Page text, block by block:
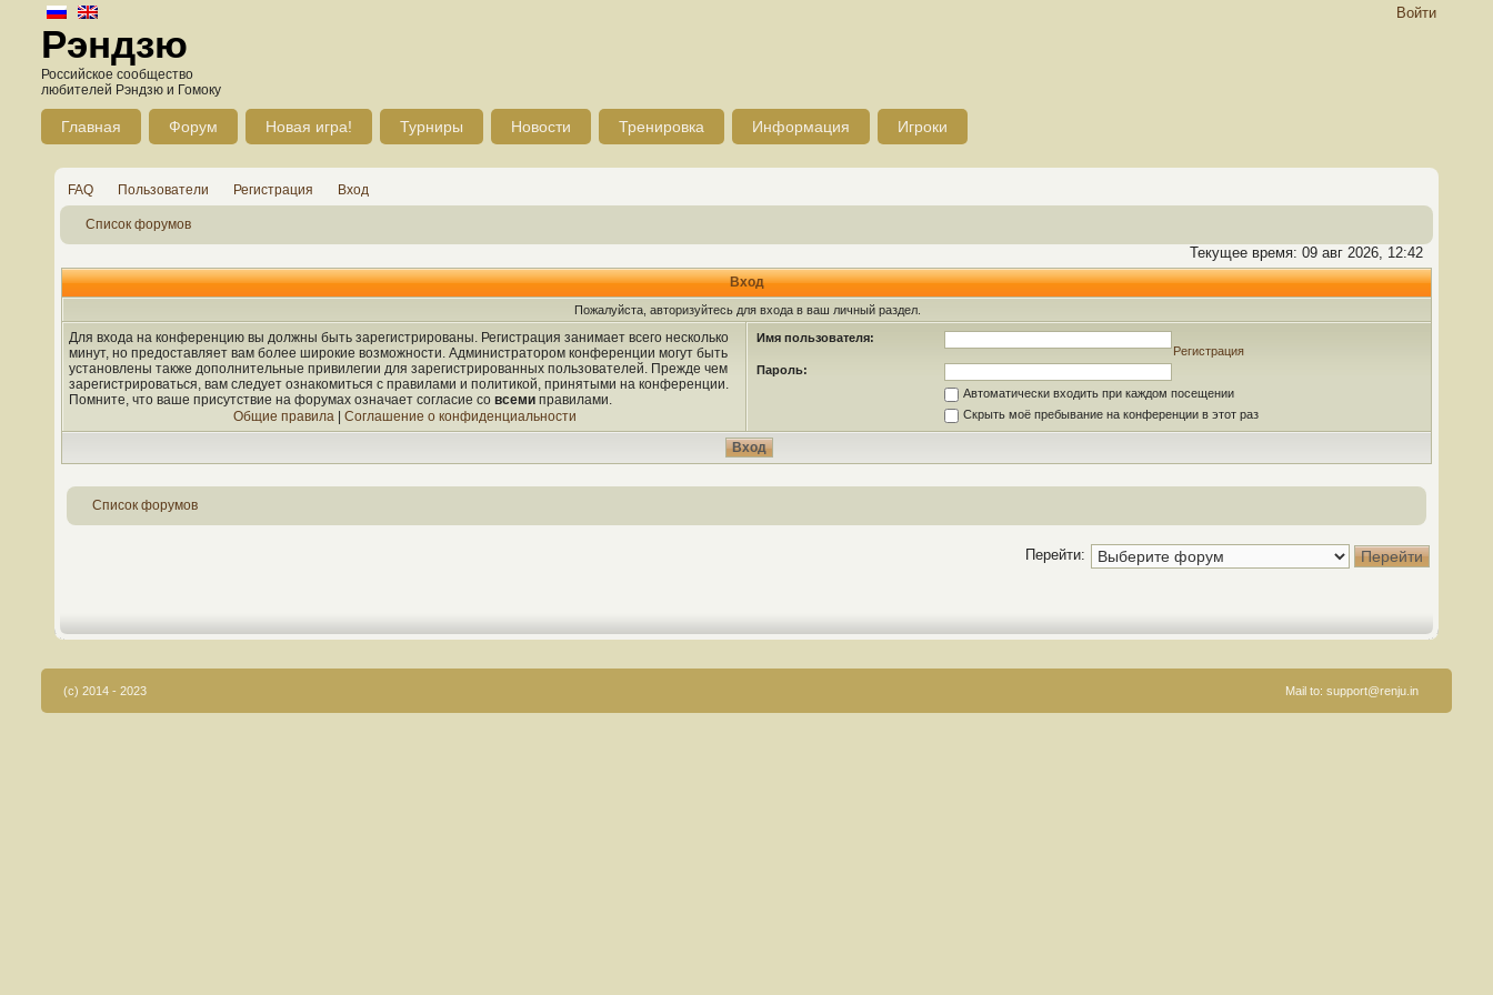
Войти
Рэндзю
Российское сообщество
любителей Рэндзю и Гомоку
Главная Форум Новая игра! Турниры Новости Тренировка Информация Игроки
FAQ Пользователи Регистрация Вход
Список форумов
Текущее время: 09 авг 2026, 12:42
Вход
Пожалуйста, авторизуйтесь для входа в ваш личный раздел.
Для входа на конференцию вы должны быть зарегистрированы. Регистрация занимает всего несколько
минут, но предоставляет вам более широкие возможности. Администратором конференции могут быть
установлены также дополнительные привилегии для зарегистрированных пользователей. Прежде чем
зарегистрироваться, вам следует ознакомиться с правилами и политикой, принятыми на конференции.
Помните, что ваше присутствие на форумах означает согласие со всеми правилами.
Общие правила| Соглашение о конфиденциальности
Имя пользователя:
Регистрация
Пароль:
Автоматически входить при каждом посещении
Скрыть моё пребывание на конференции в этот раз
Список форумов
Перейти:
(c) 2014 - 2023 Mail to: support@renju.in